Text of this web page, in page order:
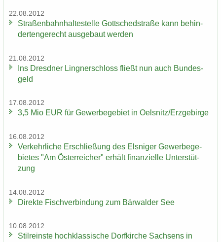
22.08.2012
Stra­ßen­bahn­hal­te­stel­le Gott­sched­stra­ße kann be­hin­
der­ten­ge­recht aus­ge­baut wer­den
21.08.2012
Ins Dresd­ner Ling­ner­schloss fließt nun auch Bun­des­
geld
17.08.2012
3,5 Mio EUR für Ge­wer­be­ge­biet in Oels­nitz/Erz­ge­bir­ge
16.08.2012
Ver­kehr­li­che Er­schlie­ßung des Els­ni­ger Ge­wer­be­ge­
bie­tes "Am Ös­ter­rei­cher" er­hält fi­nan­zi­el­le Un­ter­stüt­
zung
14.08.2012
Di­rek­te Fisch­ver­bin­dung zum Bär­wal­der See
10.08.2012
Stil­reins­te hoch­klas­si­sche Dorf­kir­che Sach­sens in